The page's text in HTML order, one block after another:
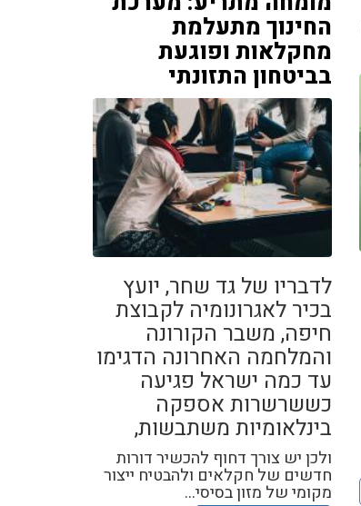
החינוך מתעלמת
מחקלאות ופוגעת
בביטחון התזונתי
לדבריו של גד שחר, יועץ
בכיר לאגרונומיה לקבוצת
חיפה, משבר הקורונה
והמלחמה האחרונה הדגימו
עד כמה ישראל פגיעה
כששרשרות אספקה
בינלאומיות משתבשות,
ולכן יש צורך דחוף להכשיר דורות
חדשים של חקלאים ולהבטיח ייצור
מקומי של מזון בסיסי...